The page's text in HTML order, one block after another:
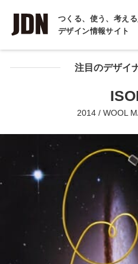
つくる、使う、考え
デザイン情報サイト
INTERVIEW
インタビュー
REPORT
COLUMN
注目のデザイ
2014 / WOOL